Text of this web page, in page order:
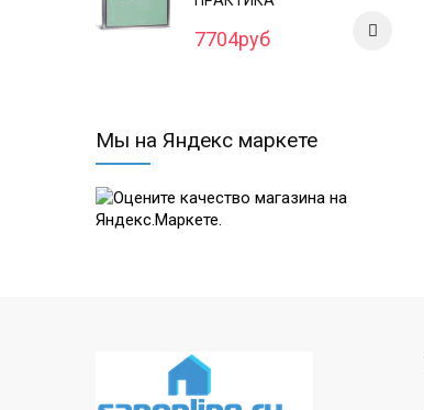
7704руб
Мы на Яндекс маркете